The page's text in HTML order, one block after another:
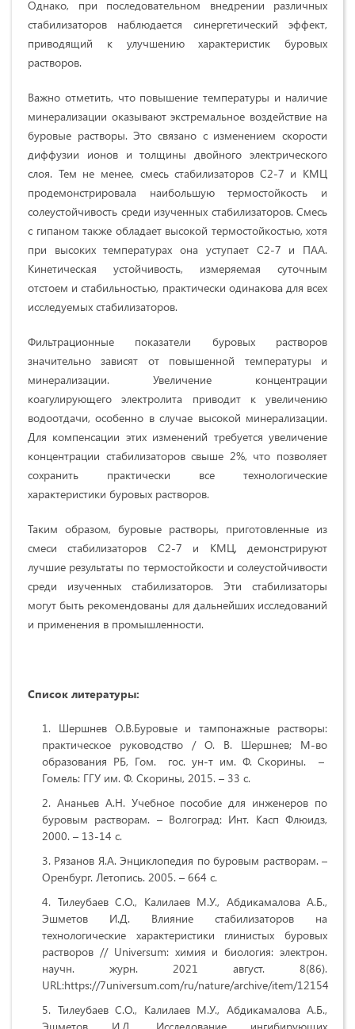
Однако, при последовательном внедрении различных
стабилизаторов наблюдается синергетический эффект,
приводящий к улучшению характеристик буровых
растворов.
Важно отметить, что повышение температуры и наличие
минерализации оказывают экстремальное воздействие на
буровые растворы. Это связано с изменением скорости
диффузии ионов и толщины двойного электрического
слоя. Тем не менее, смесь стабилизаторов С2-7 и КМЦ
продемонстрировала наибольшую термостойкость и
солеустойчивость среди изученных стабилизаторов. Смесь
с гипаном также обладает высокой термостойкостью, хотя
при высоких температурах она уступает С2-7 и ПАА.
Кинетическая устойчивость, измеряемая суточным
отстоем и стабильностью, практически одинакова для всех
исследуемых стабилизаторов.
Фильтрационные показатели буровых растворов
значительно зависят от повышенной температуры и
минерализации. Увеличение концентрации
коагулирующего электролита приводит к увеличению
водоотдачи, особенно в случае высокой минерализации.
Для компенсации этих изменений требуется увеличение
концентрации стабилизаторов свыше 2%, что позволяет
сохранить практически все технологические
характеристики буровых растворов.
Таким образом, буровые растворы, приготовленные из
смеси стабилизаторов С2-7 и КМЦ, демонстрируют
лучшие результаты по термостойкости и солеустойчивости
среди изученных стабилизаторов. Эти стабилизаторы
могут быть рекомендованы для дальнейших исследований
и применения в промышленности.
Список литературы:
Шершнев О.В.Буровые и тампонажные растворы:
практическое руководство / О. В. Шершнев; М-во
образования РБ, Гом. гос. ун-т им. Ф. Скорины. –
Гомель: ГГУ им. Ф. Скорины, 2015. – 33 с.
Ананьев А.Н. Учебное пособие для инженеров по
буровым растворам. – Волгоград: Инт. Касп Флюидз,
2000. – 13-14 с.
Рязанов Я.А. Энциклопедия по буровым растворам. –
Оренбург. Летопись. 2005. – 664 с.
Тилеубаев С.О., Калилаев М.У., Абдикамалова А.Б.,
Эшметов И.Д. Влияние стабилизаторов на
технологические характеристики глинистых буровых
растворов // Universum: химия и биология: электрон.
научн. журн. 2021 август. 8(86).
URL:https://7universum.com/ru/nature/archive/item/12154
Тилеубаев С.О., Калилаев М.У., Абдикамалова А.Б.,
Эшметов И.Д. Исследование ингибирующих